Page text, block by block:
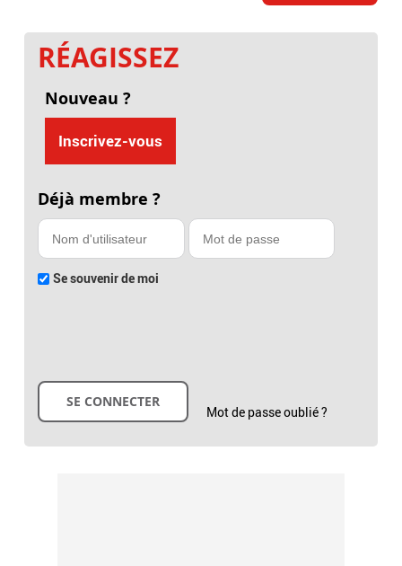
RÉAGISSEZ
Nouveau ?
Inscrivez-vous
Déjà membre ?
Se souvenir de moi
Mot de passe oublié ?